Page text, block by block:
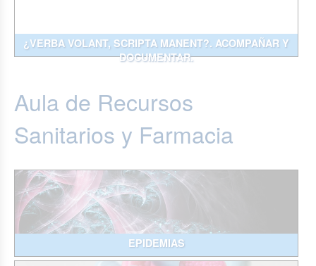
¿VERBA VOLANT, SCRIPTA MANENT?. ACOMPAÑAR Y
DOCUMENTAR.
Aula de Recursos
Sanitarios y Farmacia
EPIDEMIAS